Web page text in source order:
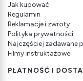
Jak kupować
Regulamin
Reklamacje i zwroty
Polityka prywatności
Najczęściej zadawane
Filmy instruktażowe
PŁATNOŚĆ I